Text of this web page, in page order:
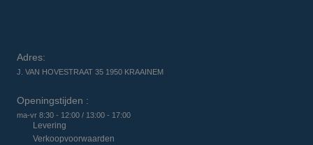
Adres:
J. VAN HOVESTRAAT 35 1950 KRAAINEM
Openingstijden :
ma-vr 8:30 - 12:00 / 13:00 - 17:00
Levering
Verkoopvoorwaarden